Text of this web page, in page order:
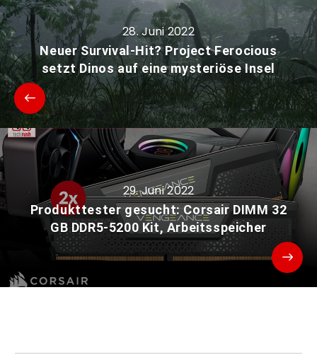
28. Juni 2022
Neuer Survival-Hit? Project Ferocious
setzt Dinos auf eine mysteriöse Insel
29. Juni 2022
Produkttester gesucht: Corsair DIMM 32
GB DDR5-5200 Kit, Arbeitsspeicher